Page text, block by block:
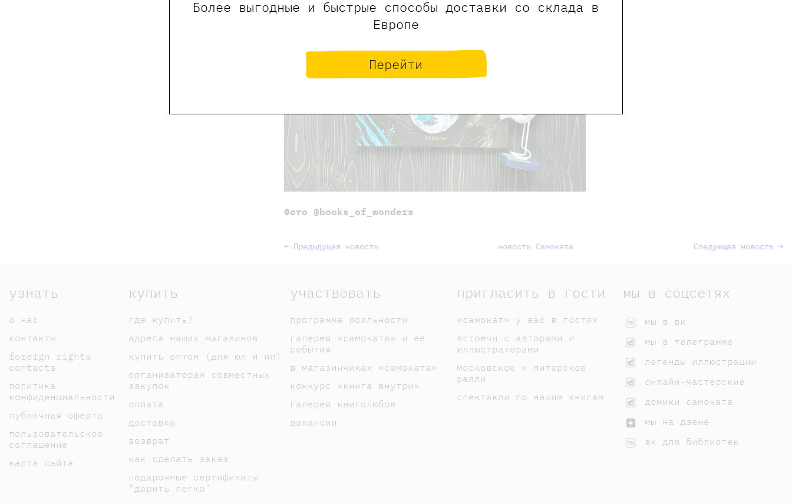
Более выгодные и быстрые способы доставки со склада в
Европе
Перейти
Фото @books_of_wonders
← Предыдущая новость новости Самоката Следующая новость →
узнать
о нас
контакты
foreign rights
contacts
политика
конфиденциальности
публичная оферта
пользовательское
соглашение
карта сайта
купить
где купить?
адреса наших магазинов
купить оптом (для юл и ип)
организаторам совместных
закупок
оплата
доставка
возврат
как сделать заказ
подарочные сертификаты
"дарить легко"
участвовать
программа лояльности
галерея «самоката» и ее
события
в магазинчиках «самоката»
конкурс «книга внутри»
галерея книголюбов
вакансии
пригласить в гости
«самокат» у вас в гостях
встречи с авторами и
иллюстраторами
московское и питерское
ралли
спектакли по нашим книгам
мы в соцсетях
мы в вк
мы в телеграмме
легенды иллюстрации
онлайн-мастерские
домики самоката
мы на дзене
вк для библиотек